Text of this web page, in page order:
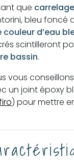
que
bleu foncé
couleur d’eau
scintilleront
bassin.
vous
un joint époxy
) pour mettre